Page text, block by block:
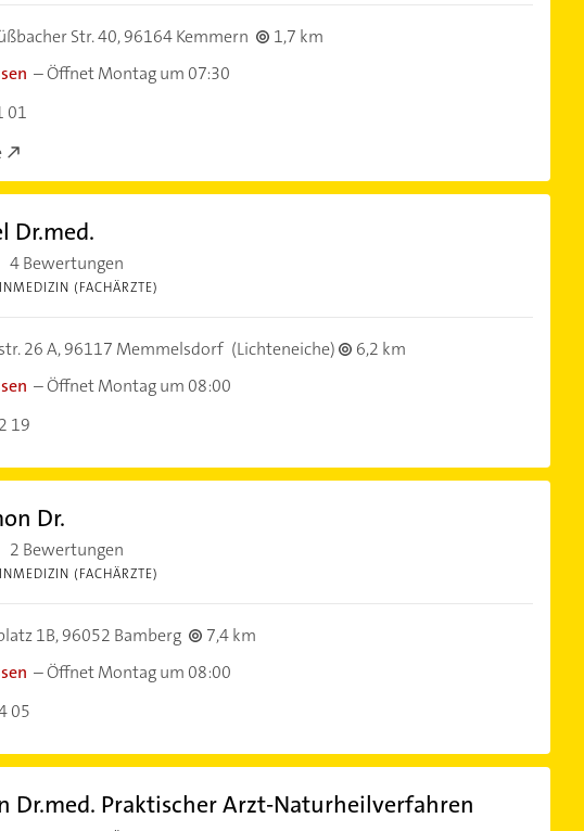
Str. 40,96164 Kemmern
1,7 km
–Öffnet Montag um 07:30
01
Dr.med.
4 Bewertungen
(FACHÄRZTE)
26 A,96117 Memmelsdorf (Lichteneiche)
6,2 km
–Öffnet Montag um 08:00
19
Dr.
2 Bewertungen
(FACHÄRZTE)
1B,96052 Bamberg
7,4 km
–Öffnet Montag um 08:00
05
Dr.med. Praktischer Arzt-Naturheilverfahren